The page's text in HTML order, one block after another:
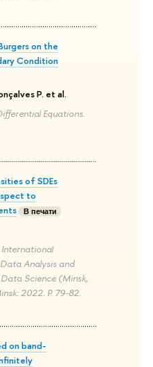
on the
Condition
P. et al.
Equations.
of SDEs
to
В печати
International
Analysis and
Science (Minsk,
2022. P. 79-82.
on band-